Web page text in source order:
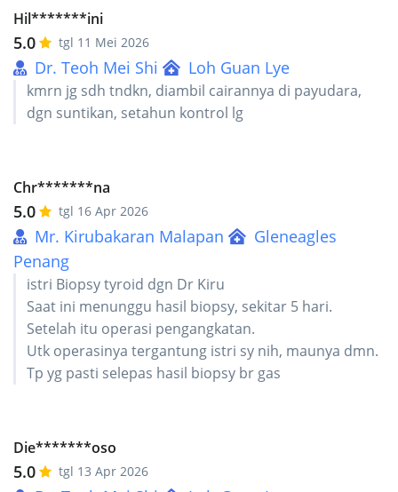
Hil*******ini
5.0 tgl 11 Mei 2026
Dr. Teoh Mei Shi Loh Guan Lye
kmrn jg sdh tndkn, diambil cairannya di payudara,
dgn suntikan, setahun kontrol lg
Chr*******na
5.0 tgl 16 Apr 2026
Mr. Kirubakaran Malapan
Gleneagles
Penang
istri Biopsy tyroid dgn Dr Kiru
Saat ini menunggu hasil biopsy, sekitar 5 hari.
Setelah itu operasi pengangkatan.
Utk operasinya tergantung istri sy nih, maunya dmn.
Tp yg pasti selepas hasil biopsy br gas
Die*******oso
5.0 tgl 13 Apr 2026